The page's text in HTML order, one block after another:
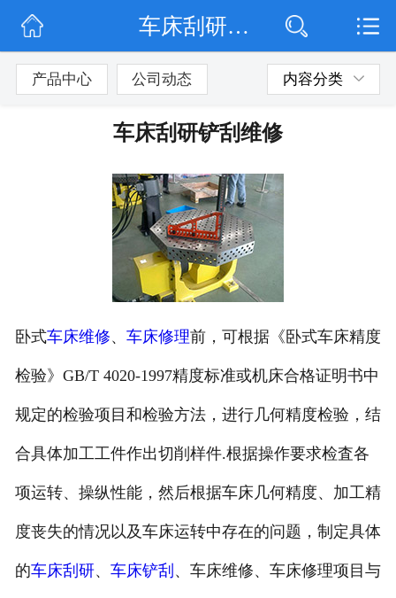
网站首页
公司简介
联系我们
车床刮研铲刮维修
产品中心 公司动态 内容分类
车床刮研铲刮维修
卧式车床维修、 车床修理前，可根据《卧式车床精度
检验》 GB/T 4020-1997精度标准或机床合格证明书中
规定的检验项目和检验方法，进行几何精度检验，结
合具体加工工件作出切削样件.根据操作要求检査各
项运转、操纵性能，然后根据车床几何精度、加工精
度丧失的情况以及车床运转中存在的问题，制定具体
的车床刮研、 车床铲刮 、车床维修、车床修理项目与